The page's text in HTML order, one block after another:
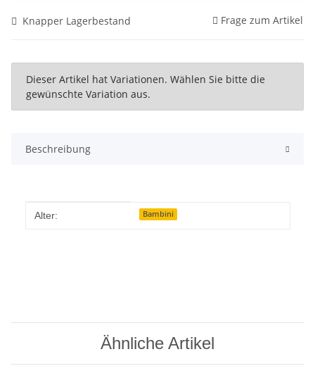
Knapper Lagerbestand Frage zum Artikel
x
Dieser Artikel hat Variationen. Wählen Sie bitte die
gewünschte Variation aus.
Beschreibung
Produkteigenschaft
Wert
Alter: Bambini
Ähnliche Artikel